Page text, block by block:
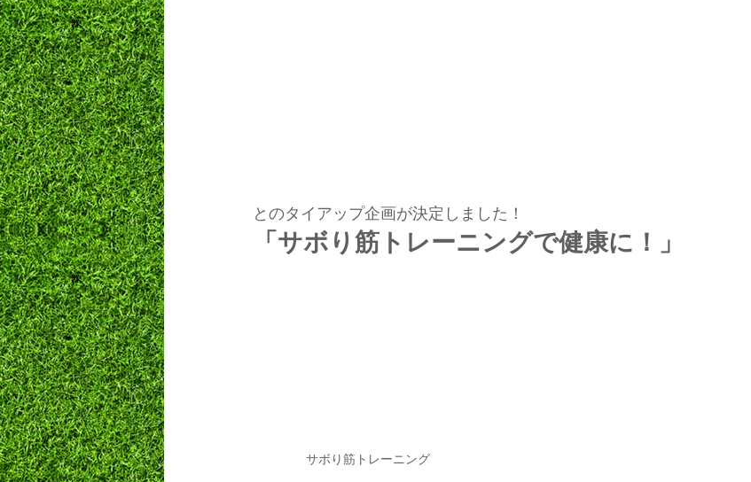
とのタイアップ企画が決定しました！
「サボり筋トレーニングで健康に！」
サボり筋トレーニング